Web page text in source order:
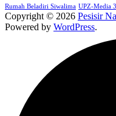
Rumah Beladiri Siwalima UPZ-Media
Copyright © 2026 Pesisir
Powered by WordPress.